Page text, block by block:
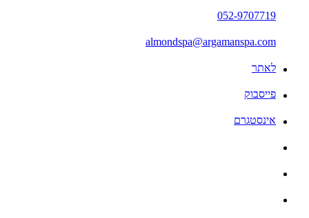
052-9707719
almondspa@argamanspa.com
לאתר
פייסבוק
אינסטגרם